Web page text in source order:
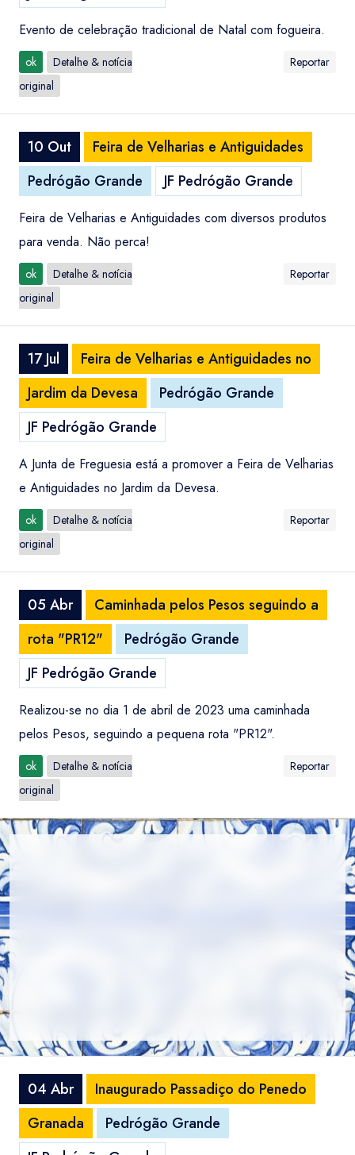
Evento de celebração tradicional de Natal com fogueira.
ok
Detalhe & notícia
original
Reportar
10 Out
Feira de Velharias e Antiguidades
Pedrógão Grande
JF Pedrógão Grande
Feira de Velharias e Antiguidades com diversos produtos
para venda. Não perca!
ok
Detalhe & notícia
original
Reportar
17 Jul
Feira de Velharias e Antiguidades no
Jardim da Devesa
Pedrógão Grande
JF Pedrógão Grande
A Junta de Freguesia está a promover a Feira de Velharias
e Antiguidades no Jardim da Devesa.
ok
Detalhe & notícia
original
Reportar
05 Abr
Caminhada pelos Pesos seguindo a
rota "PR12"
Pedrógão Grande
JF Pedrógão Grande
Realizou-se no dia 1 de abril de 2023 uma caminhada
pelos Pesos, seguindo a pequena rota "PR12".
ok
Detalhe & notícia
original
Reportar
04 Abr
Inaugurado Passadiço do Penedo
Granada
Pedrógão Grande